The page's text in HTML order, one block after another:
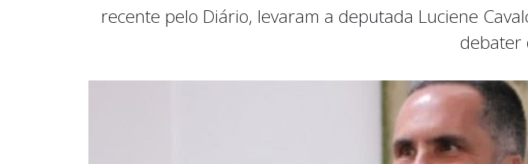
recente pelo Diário, levaram a deputada Luciene
debater